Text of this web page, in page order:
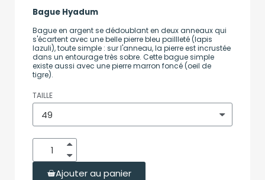
Bague Hyadum
Bague en argent se dédoublant en deux anneaux qui
s'écartent avec une belle pierre bleu paillleté (lapis
lazuli), toute simple : sur l'anneau, la pierre est incrustée
dans un entourage très sobre. Cette bague simple
existe aussi avec une pierre marron foncé (oeil de
tigre).
TAILLE
Ajouter au panier